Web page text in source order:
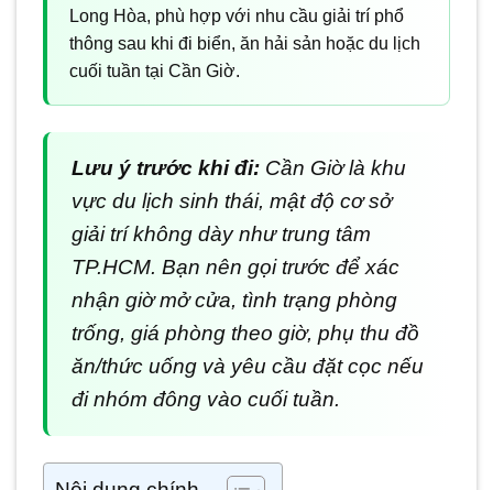
Long Hòa, phù hợp với nhu cầu giải trí phổ
thông sau khi đi biển, ăn hải sản hoặc du lịch
cuối tuần tại Cần Giờ.
Lưu ý trước khi đi: Cần Giờ là khu
vực du lịch sinh thái, mật độ cơ sở
giải trí không dày như trung tâm
TP.HCM. Bạn nên gọi trước để xác
nhận giờ mở cửa, tình trạng phòng
trống, giá phòng theo giờ, phụ thu đồ
ăn/thức uống và yêu cầu đặt cọc nếu
đi nhóm đông vào cuối tuần.